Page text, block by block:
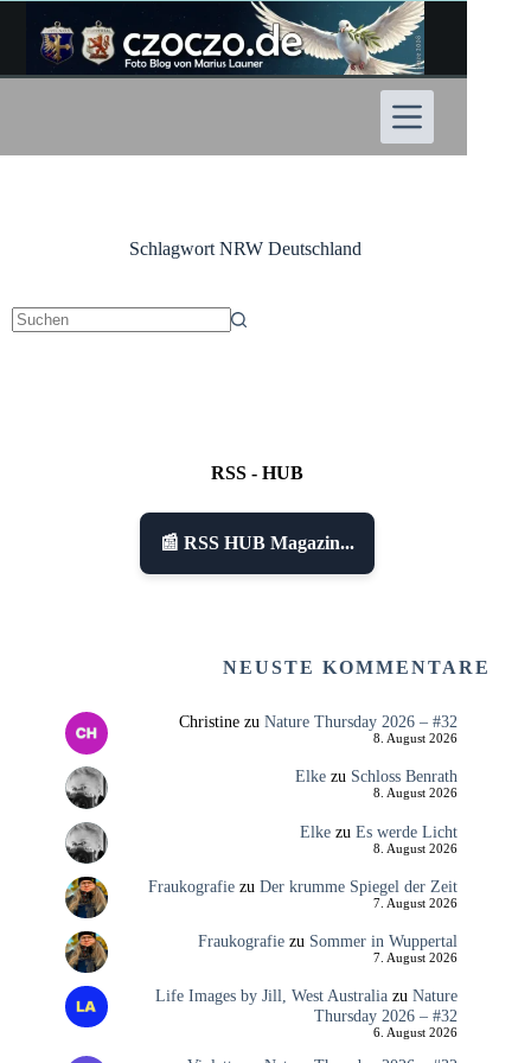
Inhalt
springen
Schlagwort NRW Deutschland
RSS - HUB
📰 RSS HUB Magazin...
NEUSTE KOMMENTARE
Christinezu Nature Thursday 2026 – #32
8. August 2026
Elkezu Schloss Benrath
8. August 2026
Elkezu Es werde Licht
8. August 2026
Fraukografiezu Der krumme Spiegel der Zeit
7. August 2026
Fraukografiezu Sommer in Wuppertal
7. August 2026
Life Images by Jill, West Australiazu Nature
Thursday 2026 – #32
6. August 2026